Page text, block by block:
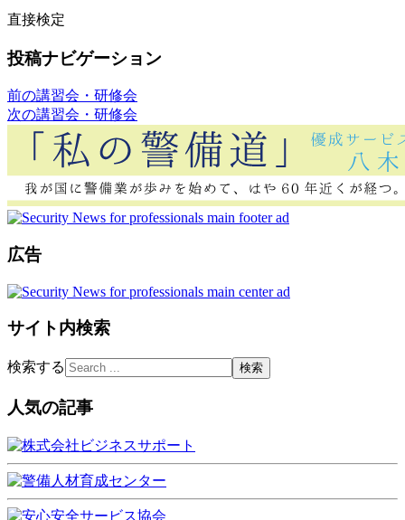
直接検定
投稿ナビゲーション
前の講習会・研修会
次の講習会・研修会
広告
サイト内検索
検索する
人気の記事